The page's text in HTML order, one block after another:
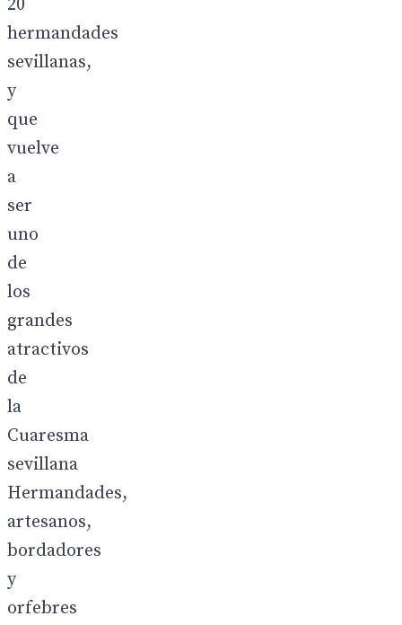
20
hermandades
sevillanas,
y
que
vuelve
a
ser
uno
de
los
grandes
atractivos
de
la
Cuaresma
sevillana
Hermandades,
artesanos,
bordadores
y
orfebres